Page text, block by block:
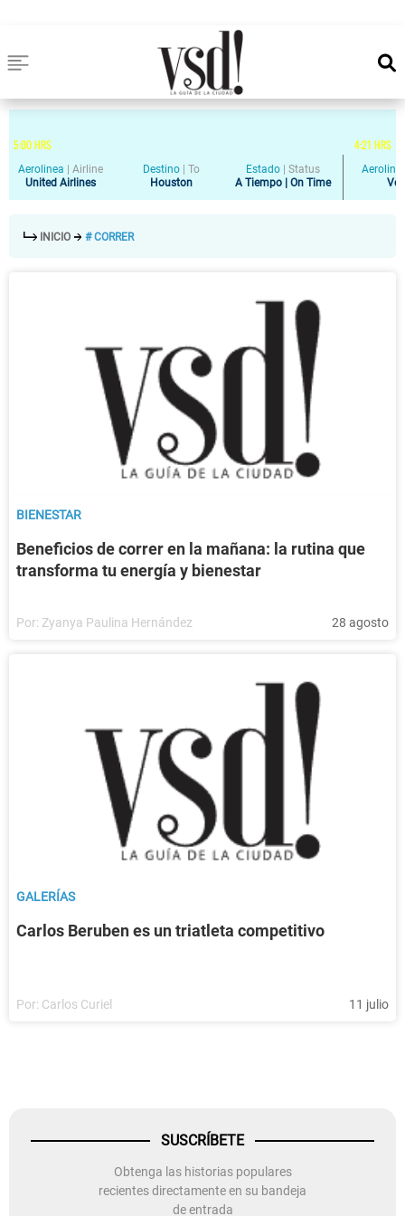
5:00HRS 4:21 HRS
Aerolinea
Airline
United Airlines
Destino
To
Houston
Estado
Status
A Tiempo | On Time
INICIO # CORRER
BIENESTAR
Beneficios de correr en la mañana: la rutina que
transforma tu energía y bienestar
Por: Zyanya Paulina Hernández 28 agosto
GALERÍAS
Carlos Beruben es un triatleta competitivo
Por: Carlos Curiel 11 julio
SUSCRÍBETE
Obtenga las historias populares
recientes directamente en su bandeja
de entrada